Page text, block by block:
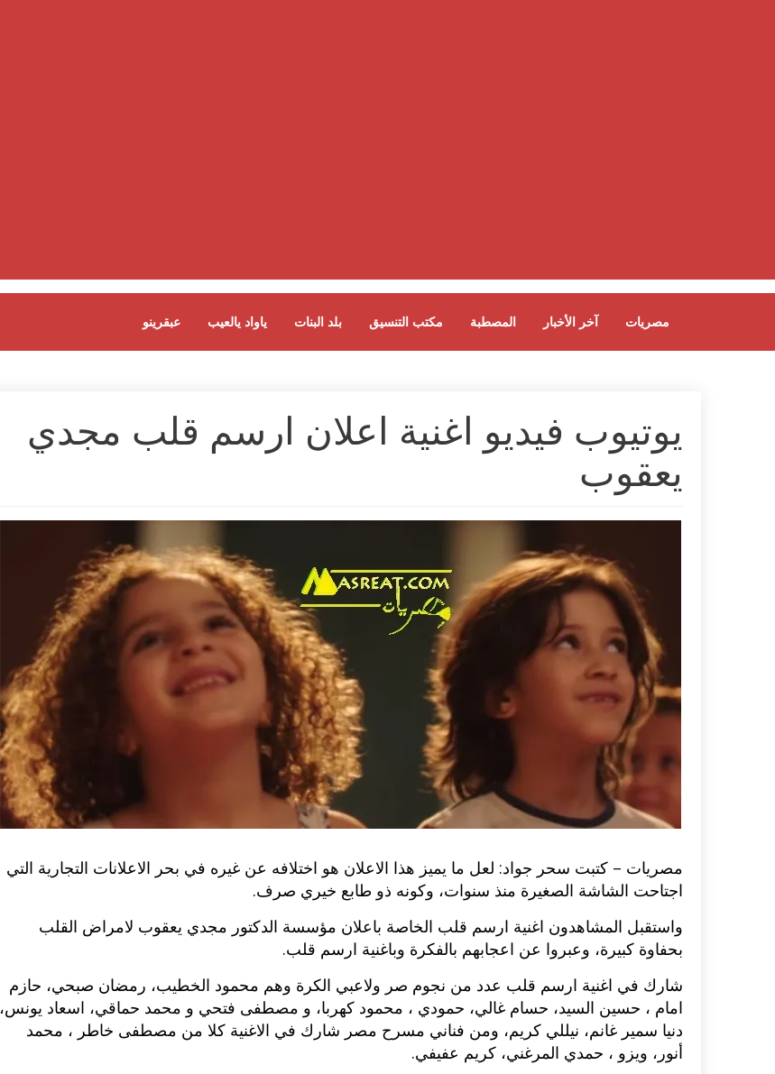
عبقرينو ياواد يالعيب بلد البنات مكتب التنسيق المصطبة آخر الأخبار مصريات
يوتيوب فيديو اغنية اعلان ارسم قلب مجدي
يعقوب
مصريات – كتبت سحر جواد: لعل ما يميز هذا الاعلان هو اختلافه عن غيره في بحر الاعلانات التجارية التي
اجتاحت الشاشة الصغيرة منذ سنوات، وكونه ذو طابع خيري صرف.
واستقبل المشاهدون اغنية ارسم قلب الخاصة باعلان مؤسسة الدكتور مجدي يعقوب لامراض القلب
بحفاوة كبيرة، وعبروا عن اعجابهم بالفكرة وباغنية ارسم قلب.
شارك في اغنية ارسم قلب عدد من نجوم صر ولاعبي الكرة وهم محمود الخطيب، رمضان صبحي، حازم
امام ، حسين السيد، حسام غالي، حمودي ، محمود كهربا، و مصطفى فتحي و محمد حماقي، اسعاد يونس،
دنيا سمير غانم، نيللي كريم، ومن فناني مسرح مصر شارك في الاغنية كلا من مصطفى خاطر ، محمد
أنور، ويزو ، حمدي المرغني، كريم عفيفي.